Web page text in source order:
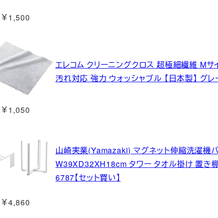
￥1,500
￥1,050
エレコム クリーニングクロス 超極細繊維 M
汚れ対応 強力 ウォッシャブル 【日本製】 グ
￥4,860
山崎実業(Yamazaki) マグネット伸縮洗濯機
W39XD32XH18cm タワー タオル掛け 置き
6787【セット買い】